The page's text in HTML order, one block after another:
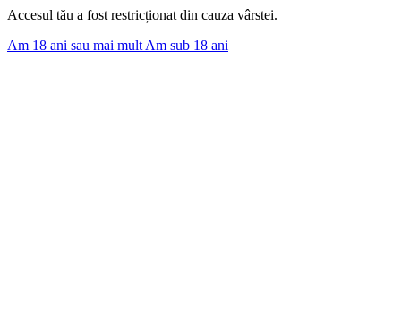
Accesul tău a fost restricționat din cauza vârstei.
Am 18 ani sau mai mult Am sub 18 ani